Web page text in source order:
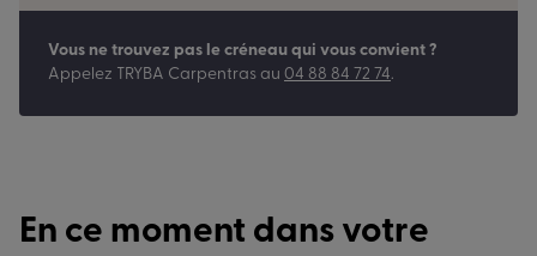
Vous ne trouvez pas le créneau qui vous convient ?
Appelez TRYBA Carpentras au 04 88 84 72 74.
En ce moment dans votre